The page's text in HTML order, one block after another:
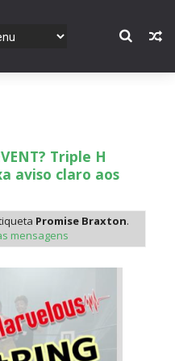
Triple H
aviso claro aos
NO RAW: Bully Ray
sugere utilização de
Promise Braxton.
mensagens